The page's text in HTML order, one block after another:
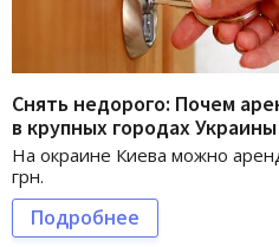
Снять недорого: Почем
в крупных городах Украины
На окраине Киева можно
грн.
Подробнее